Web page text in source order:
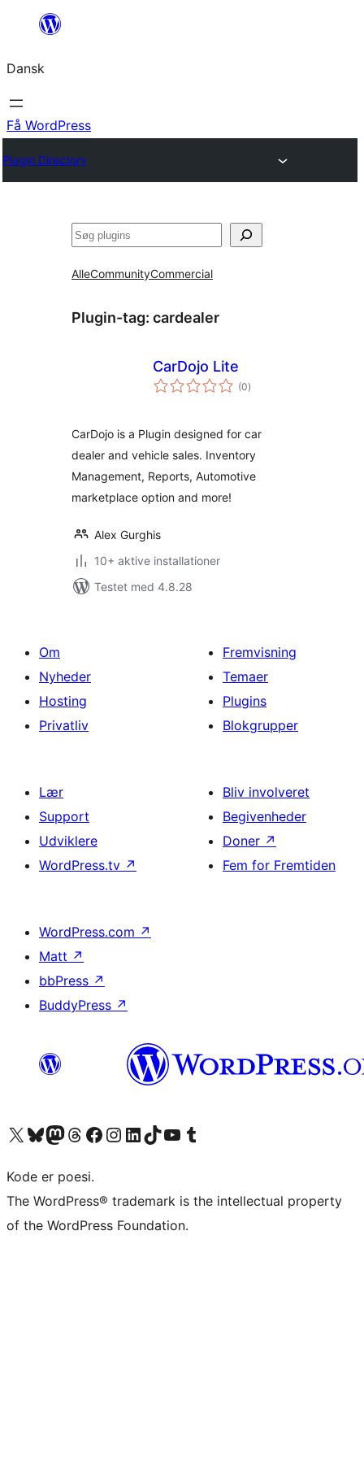
Spring
indhold
Dansk
Få WordPress
Plugin Directory
Søg
AlleCommunityCommercial
Plugin-tag: cardealer
CarDojo Lite
(0totale
bedømmelser
)
CarDojo is a Plugin designed for car
dealer and vehicle sales. Inventory
Management, Reports, Automotive
marketplace option and more!
Alex Gurghis
10+ aktive installationer
Testet med 4.8.28
Om
Nyheder
Hosting
Privatliv
Fremvisning
Temaer
Plugins
Blokgrupper
Lær
Support
Udviklere
WordPress.tv ↗
Bliv involveret
Begivenheder
Doner ↗
Fem for Fremtiden
WordPress.com ↗
Matt ↗
bbPress ↗
BuddyPress ↗
Besøg vores X (tidligere Twitter) konto
Besøg vores Bluesky-konto
Besøg vores Mastodon konto
Besøg vores Threads-konto
Besøg vores Facebook sideBesøg vores Instagram konto
Besøg vores LinkedIn konto
Besøg vores TikTok-konto
Besøg vores YouTube-kanalBesøg vores Tumblr-konto
Kode er poesi.
The WordPress® trademark is the intellectual property
of the WordPress Foundation.